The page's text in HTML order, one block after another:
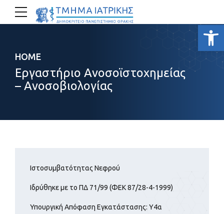
HOME
Εργαστήριο Ανοσοϊστοχημείας
– Ανοσοβιολογίας
Ιστοσυμβατότητας Νεφρού
Ιδρύθηκε με το ΠΔ 71/99 (ΦΕΚ 87/28-4-1999)
Υπουργική Απόφαση Εγκατάστασης: Υ4α